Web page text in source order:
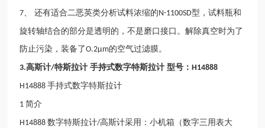
7 、 还有适合二恶英类分析试料浓缩的 N-1100SD型，试料瓶和
旋转轴结合的部分是透明的，不是磨口接口。解除真空时为了
防止污染，装备了O.2µm的空气过滤膜。
3.高斯计/特斯拉计 手持式数字特斯拉计 型号：H14888
H14888手持式数字特斯拉计
1简介
H14888数字特斯拉计/高斯计采用：小机箱（数字三用表大